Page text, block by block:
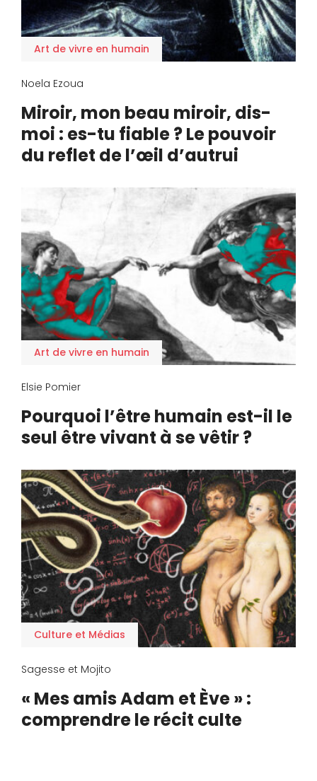
Art de vivre en humain
Noela Ezoua
Miroir, mon beau miroir, dis-
moi : es-tu fiable ? Le pouvoir
du reflet de l’œil d’autrui
Art de vivre en humain
Elsie Pomier
Pourquoi l’être humain est-il le
seul être vivant à se vêtir ?
Culture et Médias
Sagesse et Mojito
« Mes amis Adam et Ève » :
comprendre le récit culte